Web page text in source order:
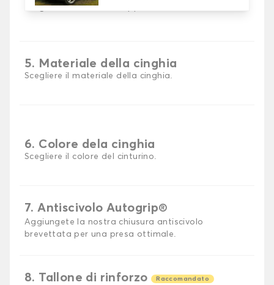
Scegli il materiale del tappetino auto.
5. Materiale della cinghia
Scegliere il materiale della cinghia.
6. Colore dela cinghia
Scegliere il colore del cinturino.
7. Antiscivolo Autogrip®
Aggiungete la nostra chiusura antiscivolo
brevettata per una presa ottimale.
8. Tallone di rinforzo Raccomandato